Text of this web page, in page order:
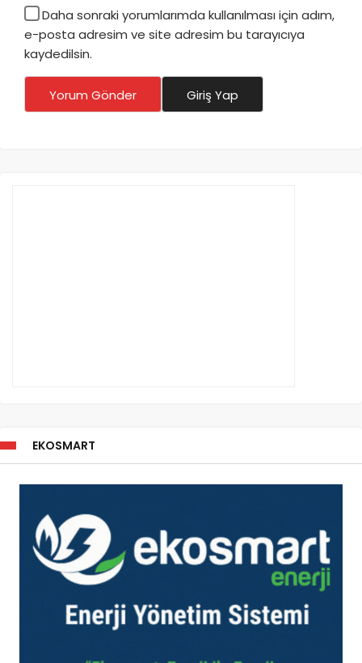
Daha sonraki yorumlarımda kullanılması için adım,
e-posta adresim ve site adresim bu tarayıcıya
kaydedilsin.
Yorum Gönder Giriş Yap
EKOSMART